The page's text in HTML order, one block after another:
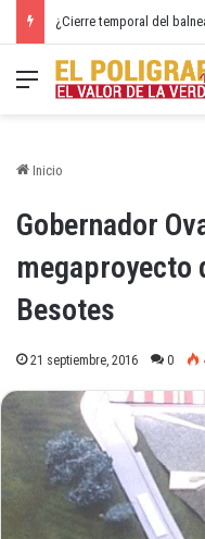
Menú
Inicio
Gobernador
megaproyecto
Besotes
21 septiembre, 2016 0